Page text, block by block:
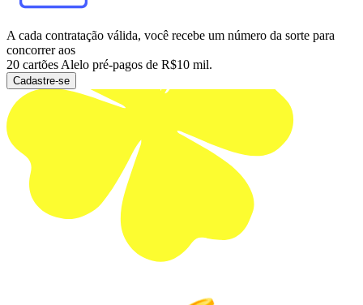
A cada contratação válida, você recebe um número da sorte para
concorrer aos
20 cartões Alelo pré-pagos de R$10 mil.
Cadastre-se